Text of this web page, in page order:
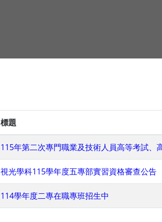
標題
115年第二次專門職業及技術人員高等考試、
視光學科115學年度五專部實習資格審查公告
114學年度二專在職專班招生中